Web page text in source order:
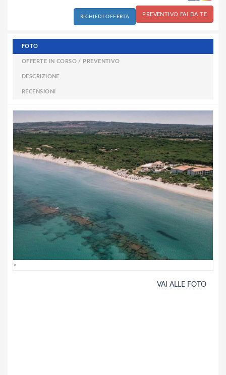
PREVENTIVO FAI DA TE
RICHIEDI OFFERTA
FOTO
OFFERTE IN CORSO / PREVENTIVO
DESCRIZIONE
RECENSIONI
>
VAI ALLE FOTO